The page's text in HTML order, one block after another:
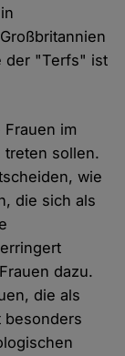
der "Terfs" ist
im
treten sollen.
wie
die sich als
dazu.
die als
besonders